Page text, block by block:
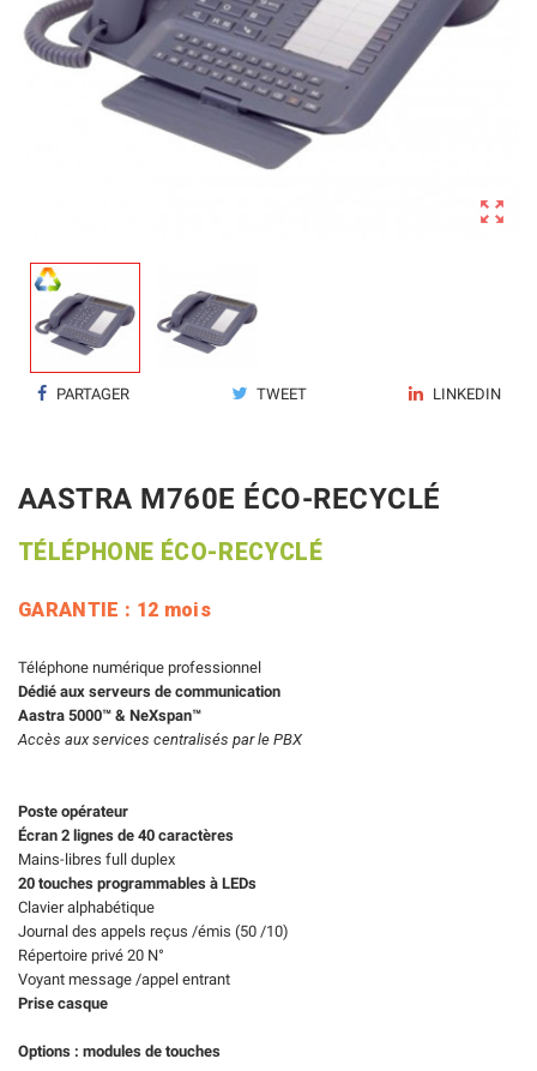

PARTAGER TWEET LINKEDIN
AASTRA M760E ÉCO-RECYCLÉ
TÉLÉPHONE ÉCO-RECYCLÉ
GARANTIE : 12 mois
Téléphone numérique professionnel
Dédié aux serveurs de communication
Aastra 5000™ & NeXspan™
Accès aux services centralisés par le PBX
Poste opérateur
Écran 2 lignes de 40 caractères
Mains-libres full duplex
20 touches programmables à LEDs
Clavier alphabétique
Journal des appels reçus /émis (50 /10)
Répertoire privé 20 N°
Voyant message /appel entrant
Prise casque
Options : modules de touches